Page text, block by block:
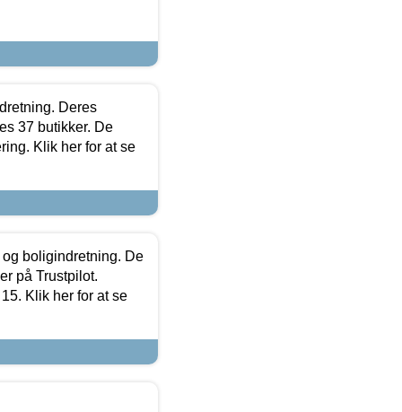
Deres
37 butikker. De
Klik her for at se
boligindretning. De
på Trustpilot.
Klik her for at se